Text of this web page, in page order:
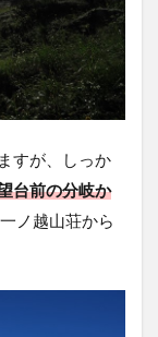
すが、しっか
台前の分岐か
ノ越山荘から